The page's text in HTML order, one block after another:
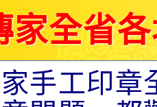
家全省
手工印章